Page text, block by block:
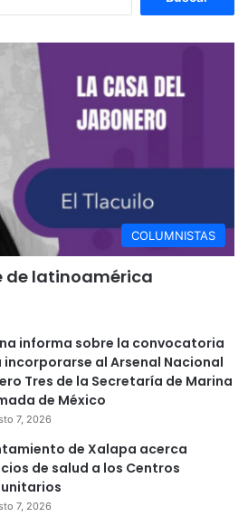
COLUMNISTAS
de latinoamérica
informa sobre la convocatoria
incorporarse al Arsenal Nacional
Tres de la Secretaría de Marina
de México
7, 2026
de Xalapa acerca
de salud a los Centros
7, 2026